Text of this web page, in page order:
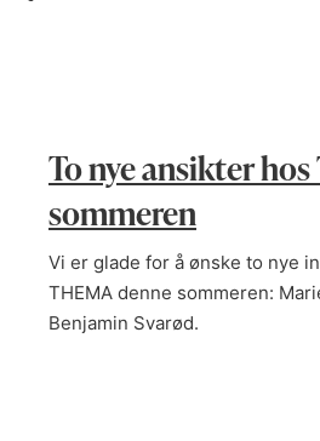
To nye ansikter
sommeren
Vi er glade for å ønske to nye
THEMA denne sommeren:
Benjamin Svarød.